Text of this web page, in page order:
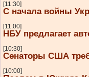
[11:30]
С начала войны
[11:00]
НБУ предлагает
[10:30]
Сенаторы США
[10:00]